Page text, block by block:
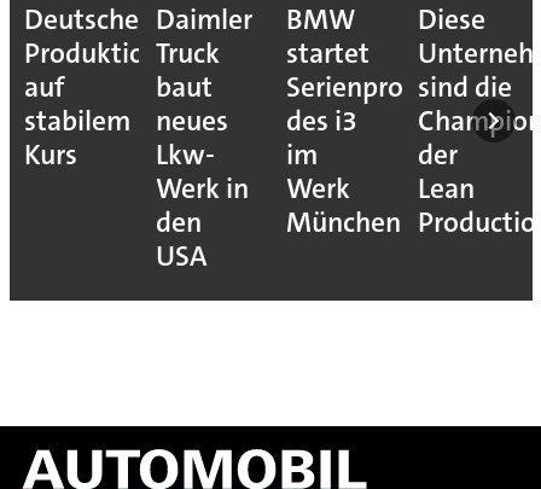
Deutsche
Produktion
auf
stabilem
Kurs
Daimler
Truck
baut
neues
Lkw-
Werk in
den
USA
BMW
startet
Serienproduktion
des i3
im
Werk
München
Diese
sind die
der
Lean